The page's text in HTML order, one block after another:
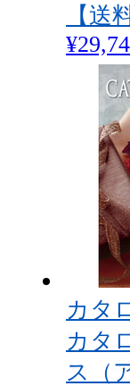
【送
カタ
カタ
ス（